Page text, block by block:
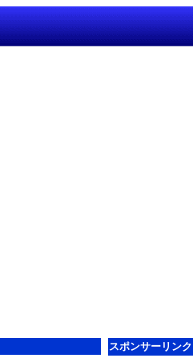
スポンサーリンク